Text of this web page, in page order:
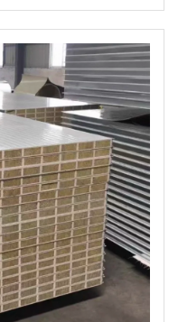
помещения